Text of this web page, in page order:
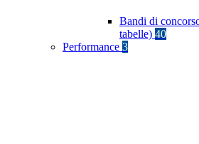
Bandi di
tabelle) 40
Performance 3